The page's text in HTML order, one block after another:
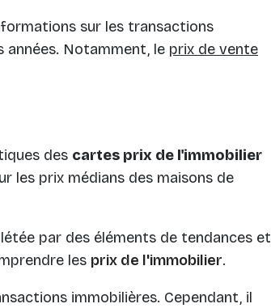
sur les transactions
années. Notamment, le prix de vente
des cartes prix de l'immobilier
les prix médians des maisons de
par des éléments de tendances et
les prix de l'immobilier.
immobilières. Cependant, il